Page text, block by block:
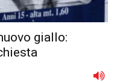
giallo: